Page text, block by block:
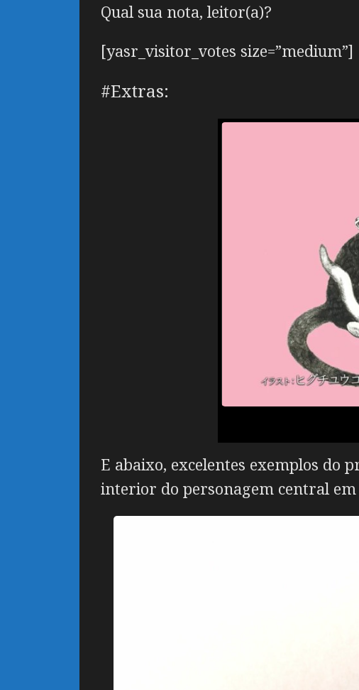
Qual sua nota, leitor(a)?
[yasr_visitor_votes size=”medium”]
#Extras:
E abaixo, excelentes exemplos do
interior do personagem central em